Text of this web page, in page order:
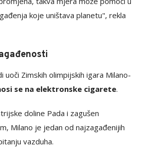
koje uništava planetu", rekla
uoči Zimskih olimpijskih igara Milano-
se na elektronske cigarete.
doline Pada i zagušen
Milano je jedan od najzagađenijih
vazduha.